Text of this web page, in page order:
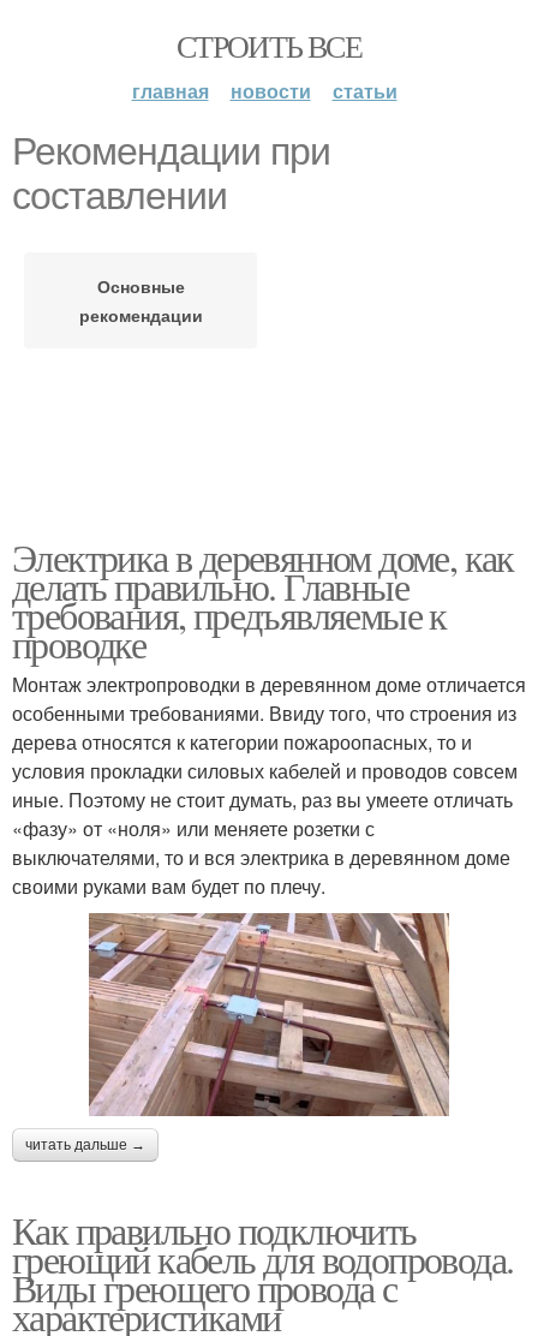
СТРОИТЬ ВСЕ
главная новости статьи
Рекомендации при
составлении
Основные
рекомендации
Электрика в деревянном доме, как
делать правильно. Главные
требования, предъявляемые к
проводке
Монтаж электропроводки в деревянном доме отличается
особенными требованиями. Ввиду того, что строения из
дерева относятся к категории пожароопасных, то и
условия прокладки силовых кабелей и проводов совсем
иные. Поэтому не стоит думать, раз вы умеете отличать
«фазу» от «ноля» или меняете розетки с
выключателями, то и вся электрика в деревянном доме
своими руками вам будет по плечу.
читать дальше →
Как правильно подключить
греющий кабель для водопровода.
Виды греющего провода с
характеристиками